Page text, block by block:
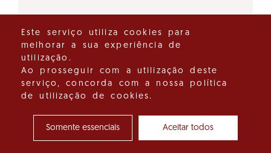
Pessoas com Deficiência (IDiPD)
lançou a iniciativa “Dia Aberto”,
um espaço de diálogo direto
que tem como objetivo
reforçar a proximidade entre…
Ver detalhes do destaque
Este serviço utiliza cookies para
melhorar a sua experiência de
utilização.
Ao prosseguir com a utilização deste
serviço, concorda com a nossa política
de utilização de cookies.
Somente essenciais Aceitar todos